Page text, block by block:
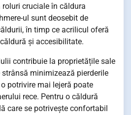
cruciale în căldura
ul sunt deosebit de
în timp ce acrilicul oferă
și accesibilitate.
contribuie la proprietățile sale
minimizează pierderile
potrivire mai lejeră poate
rece. Pentru o căldură
care se potrivește confortabil